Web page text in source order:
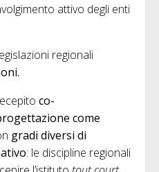
attivo degli enti
regionali
co-
come
gradi diversi di
: le discipline regionali